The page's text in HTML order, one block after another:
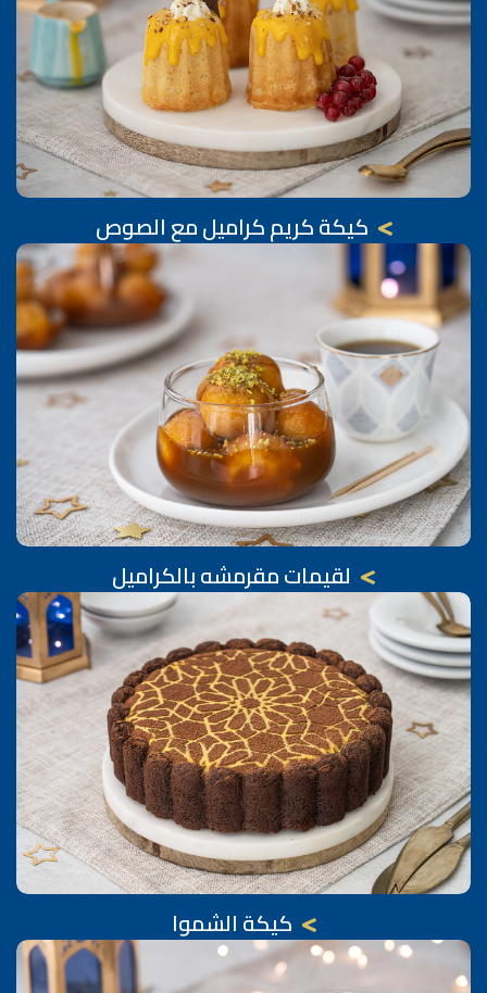
كيكة كريم كراميل مع الصوص
لقيمات مقرمشه بالكراميل
كيكة الشموا